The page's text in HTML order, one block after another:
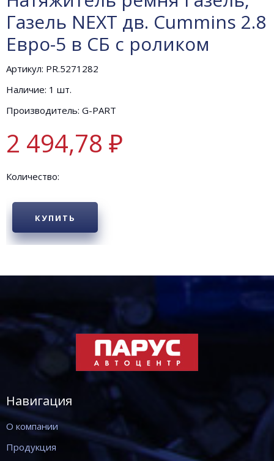
Газель NEXT дв. Cummins 2.8
Евро-5 в СБ с роликом
Артикул: PR.5271282
Наличие: 1 шт.
Производитель: G-PART
2 494,78 ₽
Количество:
КУПИТЬ
Навигация
О компании
Продукция